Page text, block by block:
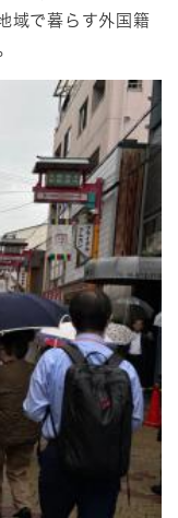
域で暮らす外国籍